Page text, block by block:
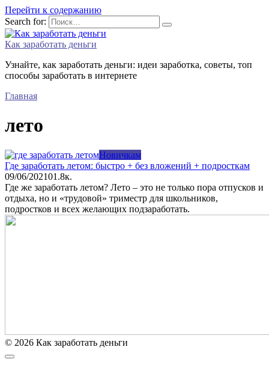
Перейти к содержанию
Search for:
Как заработать деньги
Узнайте, как заработать деньги: идеи заработка, советы, топ
способы заработать в интернете
Главная
лето
Новичкам
Где заработать летом: быстро + без вложений + подросткам
09/06/202101.8к.
Где же заработать летом? Лето – это не только пора отпусков и
отдыха, но и «трудовой» триместр для школьников,
подростков и всех желающих подзаработать.
© 2026 Как заработать деньги